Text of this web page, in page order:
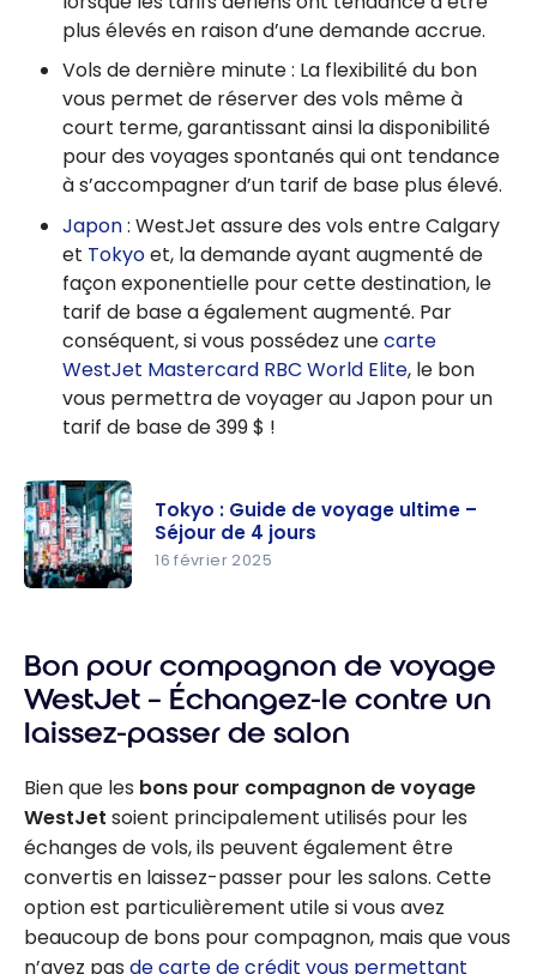
plus élevés en raison d’une demande accrue.
Vols de dernière minute : La flexibilité du bon
vous permet de réserver des vols même à
court terme, garantissant ainsi la disponibilité
pour des voyages spontanés qui ont tendance
à s’accompagner d’un tarif de base plus élevé.
Japon: WestJet assure des vols entre Calgary
et Tokyoet, la demande ayant augmenté de
façon exponentielle pour cette destination, le
tarif de base a également augmenté. Par
conséquent, si vous possédez unecarte
WestJet Mastercard RBC World Elite, le bon
vous permettra de voyager au Japon pour un
tarif de base de 399 $ !
voyage
ultime –
Séjour de 4
Tokyo : Guide de voyage ultime –
Séjour de 4 jours
16 février 2025
Bon pour compagnon de voyage
WestJet – Échangez-le contre un
laissez-passer de salon
Bien que les bons pour compagnon de voyage
WestJet soient principalement utilisés pour les
échanges de vols, ils peuvent également être
convertis en laissez-passer pour les salons. Cette
option est particulièrement utile si vous avez
beaucoup de bons pour compagnon, mais que vous
n’avez pas de carte de crédit vous permettant